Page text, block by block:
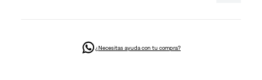
¿Necesitas ayuda con tu compra?